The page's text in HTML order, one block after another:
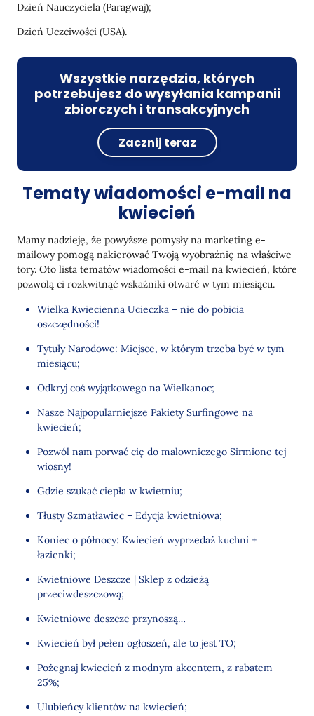
Dzień Nauczyciela (Paragwaj);
Dzień Uczciwości (USA).
Wszystkie narzędzia, których
potrzebujesz do wysyłania kampanii
zbiorczych i transakcyjnych
Zacznij teraz
Tematy wiadomości e-mail na
kwiecień
Mamy nadzieję, że powyższe pomysły na marketing e-
mailowy pomogą nakierować Twoją wyobraźnię na właściwe
tory. Oto lista tematów wiadomości e-mail na kwiecień, które
pozwolą ci rozkwitnąć wskaźniki otwarć w tym miesiącu.
Wielka Kwiecienna Ucieczka – nie do pobicia
oszczędności!
Tytuły Narodowe: Miejsce, w którym trzeba być w tym
miesiącu;
Odkryj coś wyjątkowego na Wielkanoc;
Nasze Najpopularniejsze Pakiety Surfingowe na
kwiecień;
Pozwól nam porwać cię do malowniczego Sirmione tej
wiosny!
Gdzie szukać ciepła w kwietniu;
Tłusty Szmatławiec – Edycja kwietniowa;
Koniec o północy: Kwiecień wyprzedaż kuchni +
łazienki;
Kwietniowe Deszcze | Sklep z odzieżą
przeciwdeszczową;
Kwietniowe deszcze przynoszą…
Kwiecień był pełen ogłoszeń, ale to jest TO;
Pożegnaj kwiecień z modnym akcentem, z rabatem
25%;
Ulubieńcy klientów na kwiecień;